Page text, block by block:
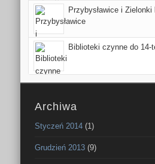
Przybysławice i Zielonki
Biblioteki czynne do 14-
Archiwa
Styczeń 2014 (1)
Grudzień 2013 (9)